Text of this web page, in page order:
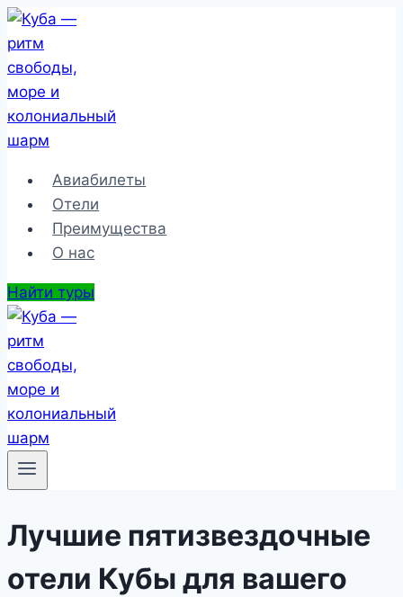
Перейти
к
содержимому
Авиабилеты
Отели
Преимущества
О нас
Найти туры
Лучшие пятизвездочные
отели Кубы для вашего